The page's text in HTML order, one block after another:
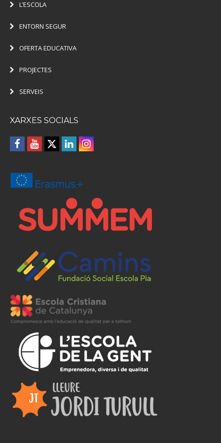
L’ESCOLA
ENTORN SEGUR
OFERTA EDUCATIVA
PROJECTES
SERVEIS
XARXES SOCIALS